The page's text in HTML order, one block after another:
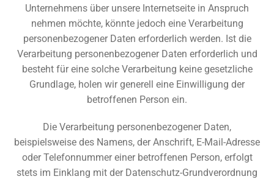
Unternehmens über unsere Internetseite in Anspruch
nehmen möchte, könnte jedoch eine Verarbeitung
personenbezogener Daten erforderlich werden. Ist die
Verarbeitung personenbezogener Daten erforderlich und
besteht für eine solche Verarbeitung keine gesetzliche
Grundlage, holen wir generell eine Einwilligung der
betroffenen Person ein.
Die Verarbeitung personenbezogener Daten,
beispielsweise des Namens, der Anschrift, E-Mail-Adresse
oder Telefonnummer einer betroffenen Person, erfolgt
stets im Einklang mit der Datenschutz-Grundverordnung